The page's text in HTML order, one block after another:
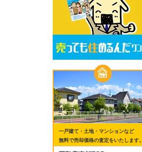
一戸建て・土地・マンションなど
無料で売却価格の査定をいたします。